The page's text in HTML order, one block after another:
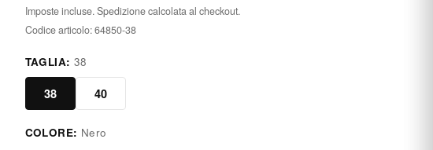
Imposte incluse. Spedizione calcolata al checkout.
Codice articolo:64850-38
TAGLIA: 38
38 40
negro
COLORE: Nero